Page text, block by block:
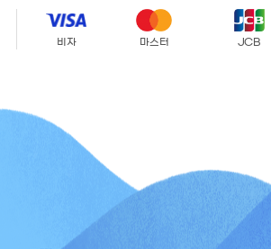
비자 마스터 JCB